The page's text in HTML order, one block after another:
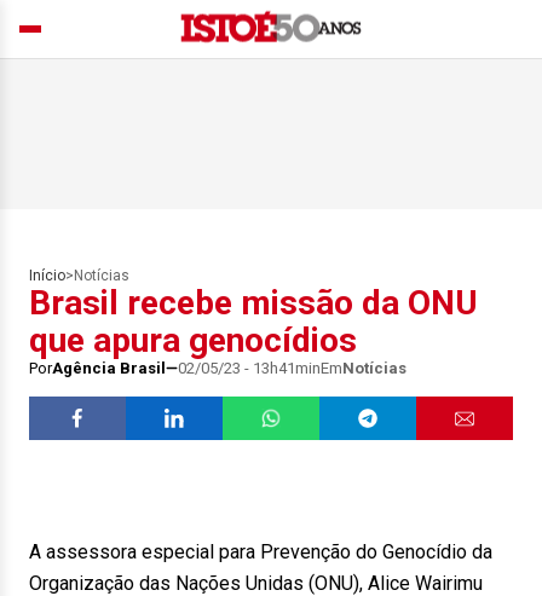
Início> Notícias
Brasil recebe missão da ONU
que apura genocídios
PorAgência Brasil 02/05/23 - 13h41minEmNotícias
A assessora especial para Prevenção do Genocídio da
Organização das Nações Unidas (ONU), Alice Wairimu